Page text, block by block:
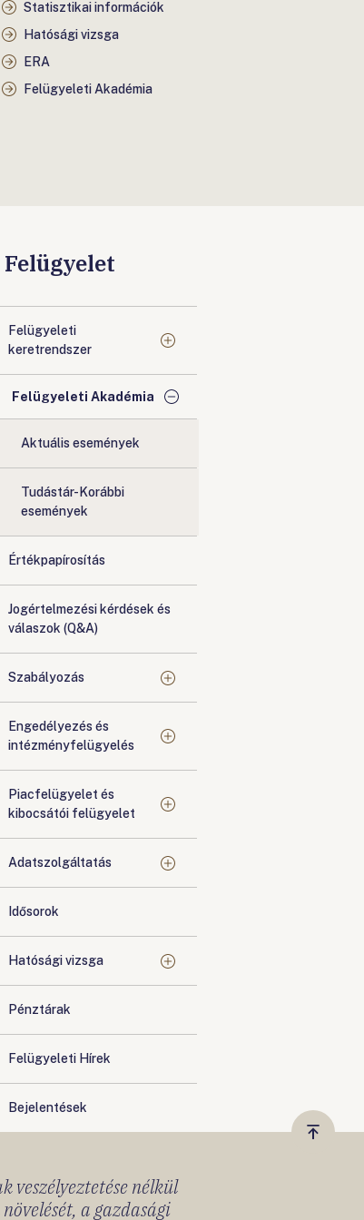
Statisztikai információk
Hatósági vizsga
ERA
Felügyeleti Akadémia
Felügyelet
Felügyeleti
keretrendszer
Felügyeleti Akadémia
Aktuális események
Tudástár-Korábbi
események
Értékpapírosítás
Jogértelmezési kérdések és
válaszok (Q&A)
Szabályozás
Engedélyezés és
intézményfelügyelés
Piacfelügyelet és
kibocsátói felügyelet
Adatszolgáltatás
Idősorok
Hatósági vizsga
Pénztárak
Felügyeleti Hírek
Bejelentések
Vissza
veszélyeztetése nélkül
a gazdasági